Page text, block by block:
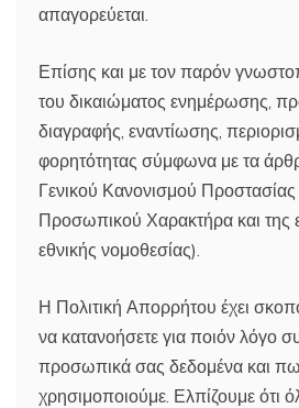
απαγορεύεται.
Επίσης και με τον παρόν
του δικαιώματος ενημέρωσης,
διαγραφής, εναντίωσης,
φορητότητας σύμφωνα με τα
Γενικού Κανονισμού
Προσωπικού Χαρακτήρα και της
εθνικής νομοθεσίας).
Η Πολιτική Απορρήτου έχει
να κατανοήσετε για ποιόν λόγο
προσωπικά σας δεδομένα και
χρησιμοποιούμε. Ελπίζουμε ότι